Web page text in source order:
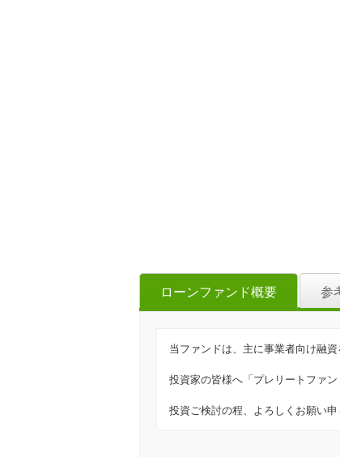
ローンファンド概要 参
当ファンドは、主に事業者向け融
投資家の皆様へ「プレリートファ
投資ご検討の程、よろしくお願い申